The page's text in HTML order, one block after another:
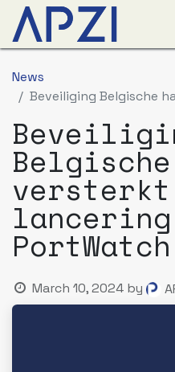
News
Beveiliging Belgische havens
versterkt
PortWatch
March 10, 2024 by